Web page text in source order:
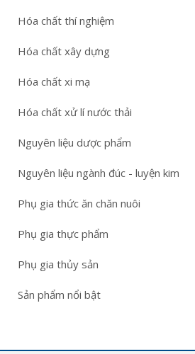
Hóa chất thí nghiệm
Hóa chất xây dựng
Hóa chất xi mạ
Hóa chất xử lí nước thải
Nguyên liệu dược phẩm
Nguyên liệu ngành đúc - luyện kim
Phụ gia thức ăn chăn nuôi
Phụ gia thực phẩm
Phụ gia thủy sản
Sản phẩm nổi bật